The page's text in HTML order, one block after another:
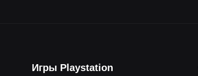
Игры Playstation